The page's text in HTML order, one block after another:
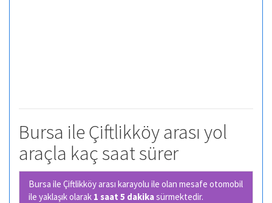
Bursa ile Çiftlikköy arası yol
araçla kaç saat sürer
Bursa ile Çiftlikköy arası karayolu ile olan mesafe otomobil
ile yaklaşık olarak 1 saat 5 dakikasürmektedir.